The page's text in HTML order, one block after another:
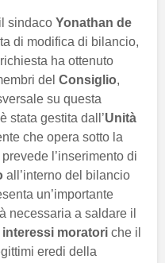
sindaco Yonathan de
di modifica di bilancio,
ha ottenuto
del Consiglio,
su questa
stata gestita dall’Unità
che opera sotto la
l’inserimento di
all’interno del bilancio
un’importante
necessaria a saldare il
interessi moratori che il
eredi della